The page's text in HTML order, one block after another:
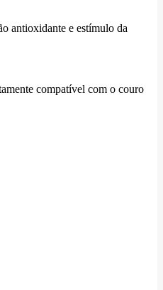
antioxidante e estímulo da
compatível com o couro